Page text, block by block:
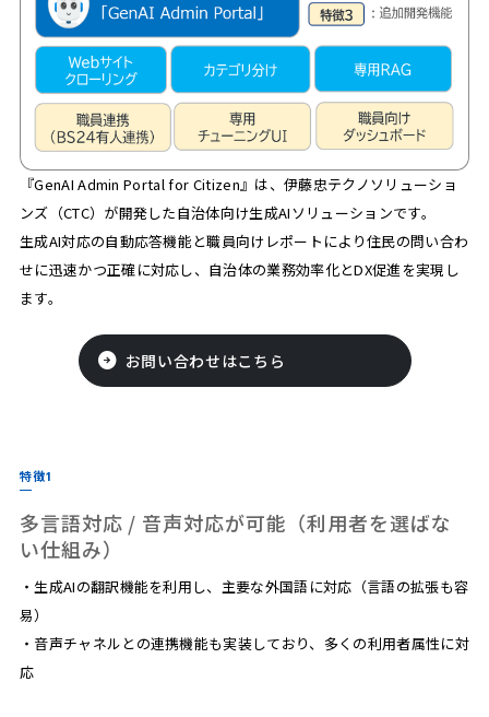
『GenAI Admin Portal for Citizen』は、伊藤忠テクノソリューショ
ンズ（CTC）が開発した自治体向け生成AIソリューションです。
生成AI対応の自動応答機能と職員向けレポートにより住民の問い合わ
せに迅速かつ正確に対応し、自治体の業務効率化とDX促進を実現し
ます。
お問い合わせはこちら
特徴1
多言語対応 / 音声対応が可能（利用者を選ばな
い仕組み）
・生成AIの翻訳機能を利用し、主要な外国語に対応（言語の拡張も容
易）
・音声チャネルとの連携機能も実装しており、多くの利用者属性に対
応